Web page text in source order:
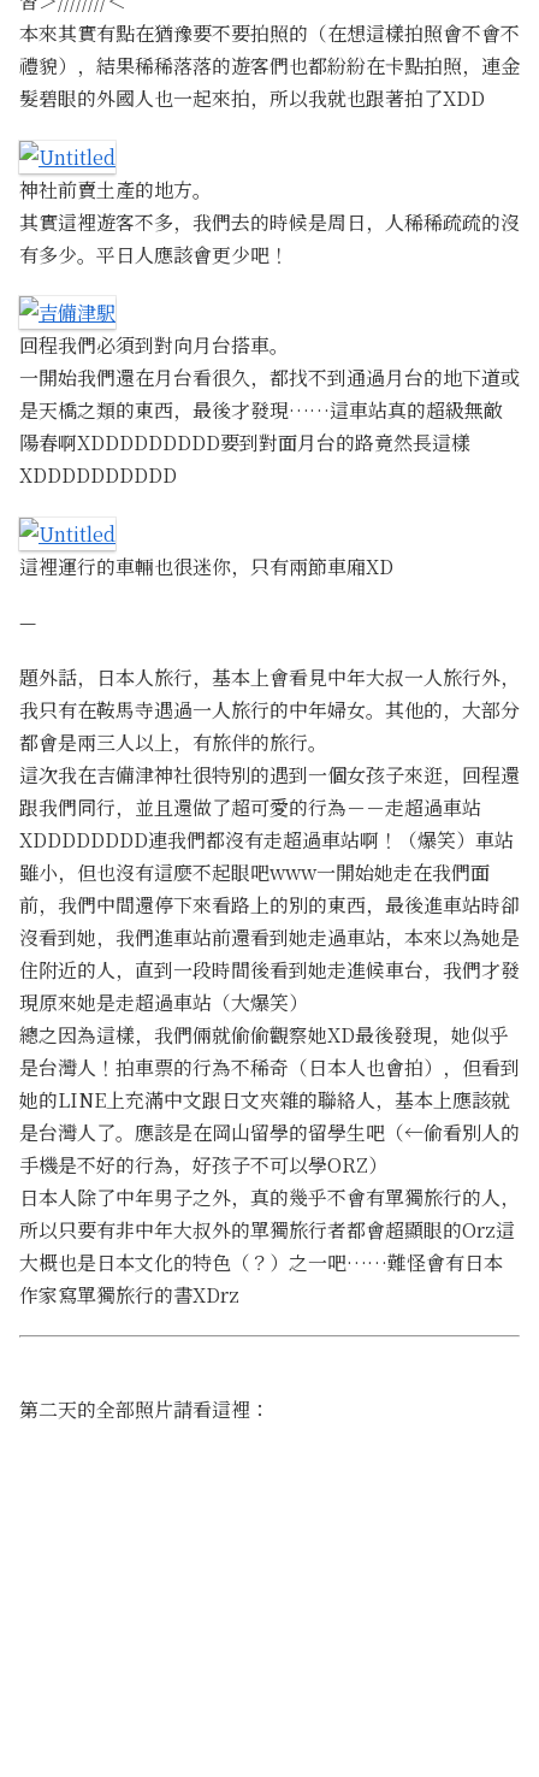
本來其實有點在猶豫要不要拍照的（在想這樣拍照會不會不
禮貌），結果稀稀落落的遊客們也都紛紛在卡點拍照，連金
髮碧眼的外國人也一起來拍，所以我就也跟著拍了XDD
神社前賣土產的地方。
其實這裡遊客不多，我們去的時候是周日，人稀稀疏疏的沒
有多少。平日人應該會更少吧！
回程我們必須到對向月台搭車。
一開始我們還在月台看很久，都找不到通過月台的地下道或
是天橋之類的東西，最後才發現……這車站真的超級無敵
陽春啊XDDDDDDDDD要到對面月台的路竟然長這樣
XDDDDDDDDDD
這裡運行的車輛也很迷你，只有兩節車廂XD
—
題外話，日本人旅行，基本上會看見中年大叔一人旅行外，
我只有在鞍馬寺遇過一人旅行的中年婦女。其他的，大部分
都會是兩三人以上，有旅伴的旅行。
這次我在吉備津神社很特別的遇到一個女孩子來逛，回程還
跟我們同行，並且還做了超可愛的行為－－走超過車站
XDDDDDDDD連我們都沒有走超過車站啊！（爆笑）車站
雖小，但也沒有這麼不起眼吧www一開始她走在我們面
前，我們中間還停下來看路上的別的東西，最後進車站時卻
沒看到她，我們進車站前還看到她走過車站，本來以為她是
住附近的人，直到一段時間後看到她走進候車台，我們才發
現原來她是走超過車站（大爆笑）
總之因為這樣，我們倆就偷偷觀察她XD最後發現，她似乎
是台灣人！拍車票的行為不稀奇（日本人也會拍），但看到
她的LINE上充滿中文跟日文夾雜的聯絡人，基本上應該就
是台灣人了。應該是在岡山留學的留學生吧（←偷看別人的
手機是不好的行為，好孩子不可以學ORZ）
日本人除了中年男子之外，真的幾乎不會有單獨旅行的人，
所以只要有非中年大叔外的單獨旅行者都會超顯眼的Orz這
大概也是日本文化的特色（？）之一吧……難怪會有日本
作家寫單獨旅行的書XDrz
第二天的全部照片請看這裡：